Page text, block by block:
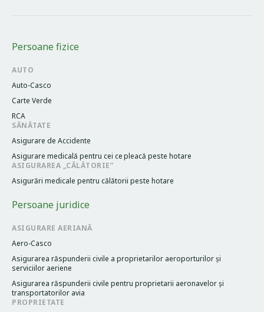
Persoane fizice
AUTO
Auto-Casco
Carte Verde
RCA
SĂNĂTATE
Asigurare de Accidente
Asigurare medicală pentru cei cе pleacă peste hotare
ASIGURAREA „CĂLĂTORIE”
Asigurări medicale pentru călătorii peste hotare
Persoane juridice
ASIGURARE AERIANĂ
Aero-Casco
Asigurarea răspunderii civile a proprietarilor aeroporturilor și
serviciilor aeriene
Asigurarea răspunderii civile pentru proprietarii aeronavelor și
transportatorilor avia
PROPRIETATE